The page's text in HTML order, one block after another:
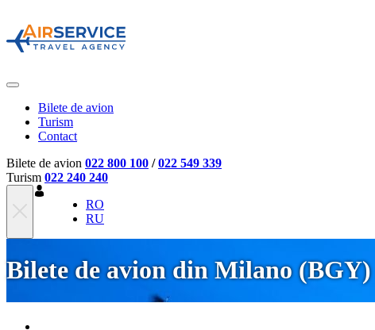
Bilete de avion
Turism
Contact
Bilete de avion 022 800 100 /022 549 339
Turism 022 240 240
RO
RU
Bilete de avion din Milano